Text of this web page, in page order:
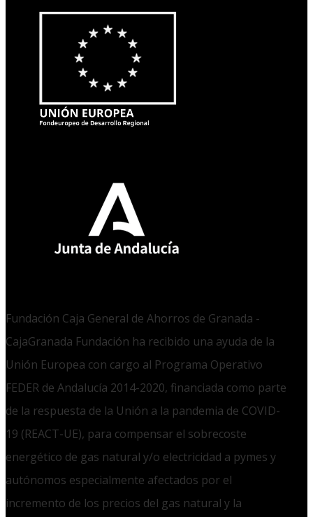
Fundación Caja General de Ahorros de Granada -
CajaGranada Fundación ha recibido una ayuda de la
Unión Europea con cargo al Programa Operativo
FEDER de Andalucía 2014-2020, financiada como parte
de la respuesta de la Unión a la pandemia de COVID-
19 (REACT-UE), para compensar el sobrecoste
energético de gas natural y/o electricidad a pymes y
autónomos especialmente afectados por el
incremento de los precios del gas natural y la